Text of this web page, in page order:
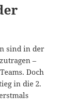
sind in der
–
Doch
in die 2.